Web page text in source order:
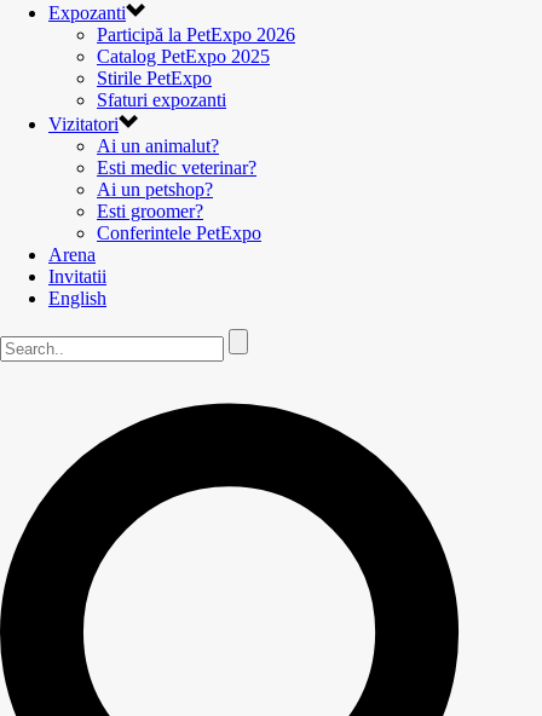
Expozanti
Participă la PetExpo 2026
Catalog PetExpo 2025
Stirile PetExpo
Sfaturi expozanti
Vizitatori
Ai un animalut?
Esti medic veterinar?
Ai un petshop?
Esti groomer?
Conferintele PetExpo
Arena
Invitatii
English